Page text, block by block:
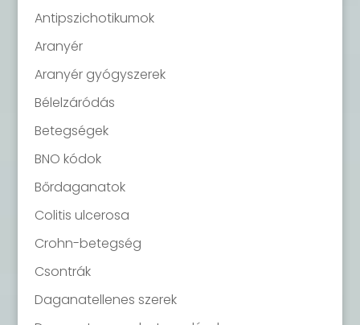
Antipszichotikumok
Aranyér
Aranyér gyógyszerek
Bélelzáródás
Betegségek
BNO kódok
Bőrdaganatok
Colitis ulcerosa
Crohn-betegség
Csontrák
Daganatellenes szerek